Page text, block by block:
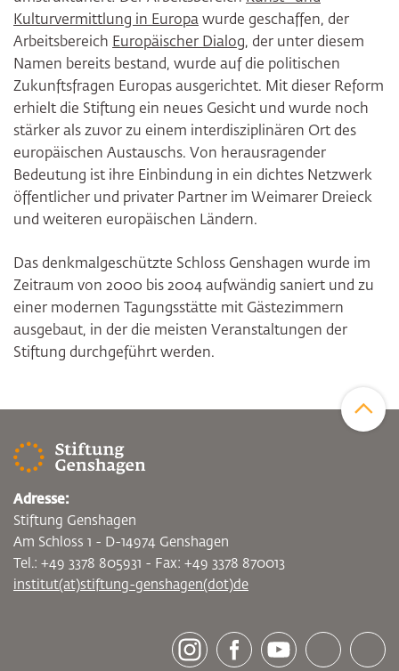
Kulturvermittlung in Europa wurde geschaffen, der
Arbeitsbereich Europäischer Dialog, der unter diesem
Namen bereits bestand, wurde auf die politischen
Zukunftsfragen Europas ausgerichtet. Mit dieser Reform
erhielt die Stiftung ein neues Gesicht und wurde noch
stärker als zuvor zu einem interdisziplinären Ort des
europäischen Austauschs. Von herausragender
Bedeutung ist ihre Einbindung in ein dichtes Netzwerk
öffentlicher und privater Partner im Weimarer Dreieck
und weiteren europäischen Ländern.
Das denkmalgeschützte Schloss Genshagen wurde im
Zeitraum von 2000 bis 2004 aufwändig saniert und zu
einer modernen Tagungsstätte mit Gästezimmern
ausgebaut, in der die meisten Veranstaltungen der
Stiftung durchgeführt werden.
[socialLinksTitle]
Adresse:
Stiftung Genshagen
Am Schloss 1 - D-14974 Genshagen
Tel.: +49 3378 805931 - Fax: +49 3378 870013
institut(at)stiftung-genshagen(dot)de